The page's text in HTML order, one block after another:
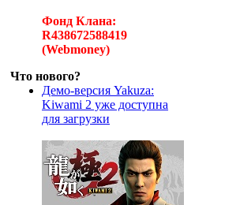
Фонд Клана:
R438672588419
(Webmoney)
Что нового?
Демо-версия Yakuza:
Kiwami 2 уже доступна
для загрузки